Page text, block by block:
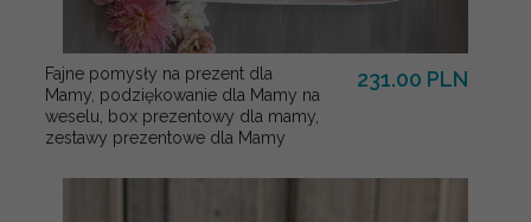
Fajne pomysły na prezent dla
Mamy, podziękowanie dla Mamy na
weselu, box prezentowy dla mamy,
zestawy prezentowe dla Mamy
231.00 PLN